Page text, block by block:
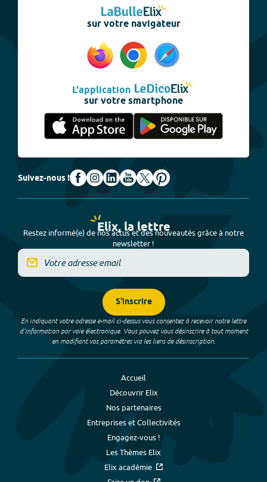
sur votre navigateur
L'application
sur votre smartphone
Suivez-nous !
Elix, la lettre
Restez informé(e) de nos actus et des nouveautés grâce à notre
newsletter !
S'inscrire
En indiquant votre adresse e-mail ci-dessus vous consentez à recevoir notre lettre
d’information par voie électronique. Vous pouvez vous désinscrire à tout moment
en modifiant vos paramètres via les liens de désinscription.
Accueil
Découvrir Elix
Nos partenaires
Entreprises et Collectivités
Engagez-vous !
Les Thèmes Elix
Elix académie